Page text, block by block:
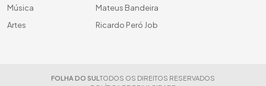
Música
Artes
Mateus Bandeira
Ricardo Peró Job
FOLHA DO SUL TODOS OS DIREITOS RESERVADOS